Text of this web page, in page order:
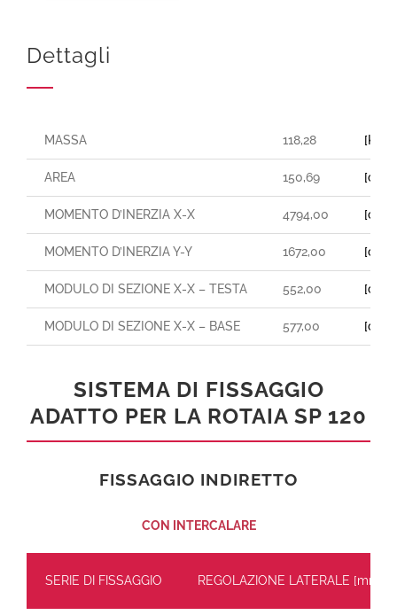
Dettagli
MASSA 118,28 [Kg/
AREA 150,69 [cm²]
MOMENTO D’INERZIA X-X 4794,00 [cm⁴]
MOMENTO D’INERZIA Y-Y 1672,00 [cm⁴]
MODULO DI SEZIONE X-X – TESTA 552,00 [cm³]
MODULO DI SEZIONE X-X – BASE 577,00 [cm³]
SISTEMA DI FISSAGGIO
ADATTO PER LA ROTAIA SP 120
FISSAGGIO INDIRETTO
CON INTERCALARE
SERIE DI FISSAGGIO REGOLAZIONE LATERALE [mm]